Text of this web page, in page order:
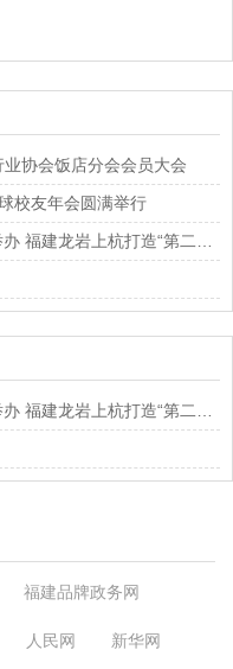
协会饭店分会会员大会
校友年会圆满举行
建龙岩上杭打造“第二名片”
建龙岩上杭打造“第二名片”
福建品牌政务网
人民网 新华网